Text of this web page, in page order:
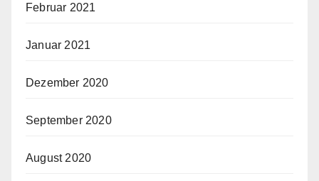
Februar 2021
Januar 2021
Dezember 2020
September 2020
August 2020